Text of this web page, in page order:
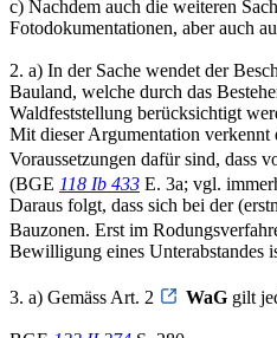
c) Nachdem auch die weiteren
Fotodokumentationen, aber auch
2. a) In der Sache wendet der
Bauland, welche durch das
Waldfeststellung berücksichtigt
Mit dieser Argumentation verkennt
Voraussetzungen dafür sind, dass
(BGE 118 Ib 433 E. 3a; vgl.
Daraus folgt, dass sich bei der
Bauzonen. Erst im
Bewilligung eines Unterabstandes
3. a) Gemäss Art. 2 WaG gilt